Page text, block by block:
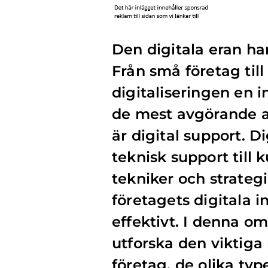
Den digitala eran
Från små företag
digitaliseringen en
de mest avgörande
är digital support.
teknisk support till
tekniker och
företagets digitala
effektivt. I denna
utforska den viktiga